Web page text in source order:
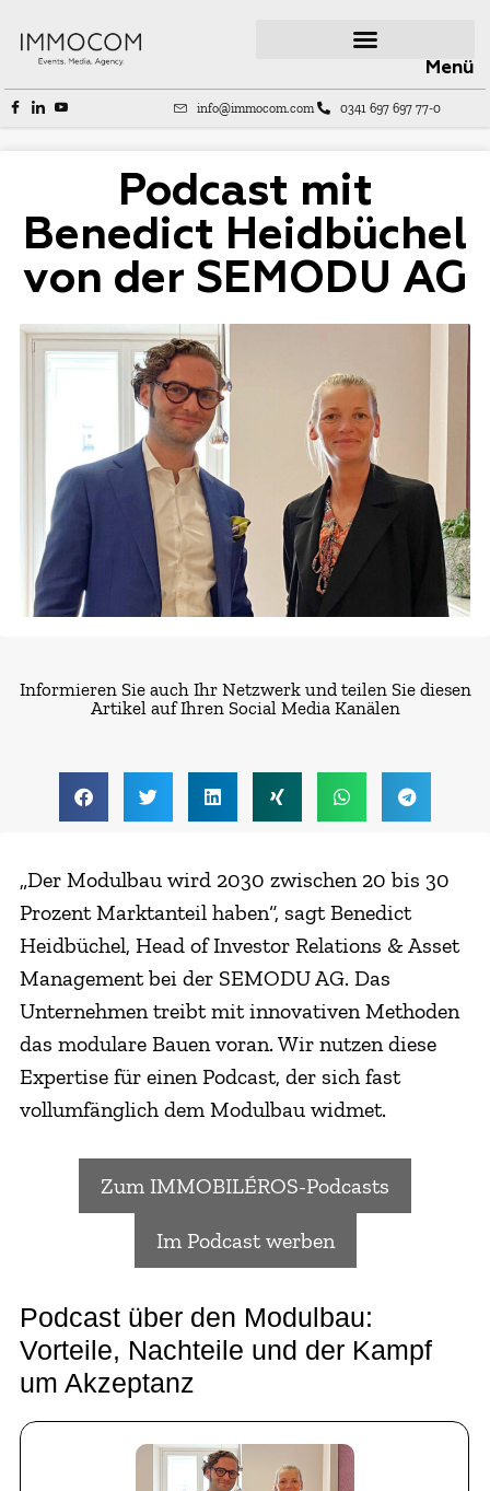
Menü
info@immocom.com 0341 697 697 77-0
Podcast mit
Benedict Heidbüchel
von der SEMODU AG
Informieren Sie auch Ihr Netzwerk und teilen Sie diesen
Artikel auf Ihren Social Media Kanälen
„Der Modulbau wird 2030 zwischen 20 bis 30
Prozent Marktanteil haben“, sagt Benedict
Heidbüchel, Head of Investor Relations & Asset
Management bei der SEMODU AG. Das
Unternehmen treibt mit innovativen Methoden
das modulare Bauen voran. Wir nutzen diese
Expertise für einen Podcast, der sich fast
vollumfänglich dem Modulbau widmet.
Zum IMMOBILÉROS-Podcasts
Im Podcast werben
Podcast über den Modulbau:
Vorteile, Nachteile und der Kampf
um Akzeptanz